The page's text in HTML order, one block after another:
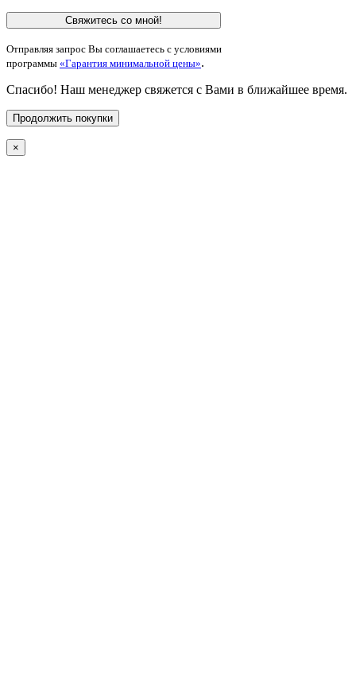
Свяжитесь со мной!
Отправляя запрос Вы соглашаетесь с условиями
программы «Гарантия минимальной цены».
Спасибо! Наш менеджер свяжется с Вами в ближайшее время.
Продолжить покупки
×